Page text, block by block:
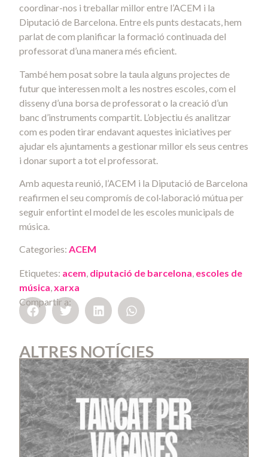
coordinar-nos i treballar millor entre l’ACEM i la
Diputació de Barcelona. Entre els punts destacats, hem
parlat de com planificar la formació continuada del
professorat d’una manera més eficient.
També hem posat sobre la taula alguns projectes de
futur que interessen molt a les nostres escoles, com el
disseny d’una borsa de professorat o la creació d’un
banc d’instruments compartit. L’objectiu és analitzar
com es poden tirar endavant aquestes iniciatives per
ajudar els ajuntaments a gestionar millor els seus centres
i donar suport a tot el professorat.
Amb aquesta reunió, l’ACEM i la Diputació de Barcelona
reafirmen el seu compromís de col·laboració mútua per
seguir enfortint el model de les escoles municipals de
música.
Categories: ACEM
Etiquetes: acem, diputació de barcelona, escoles de
música,xarxa
Compartir a:
ALTRES NOTÍCIES